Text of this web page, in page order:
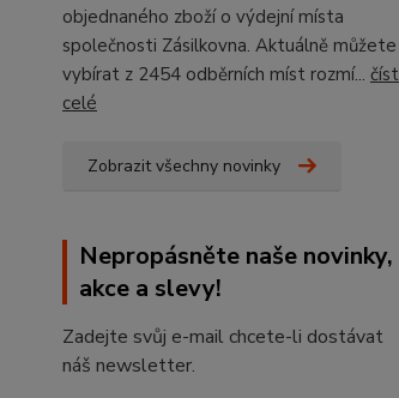
objednaného zboží o výdejní místa
společnosti Zásilkovna. Aktuálně můžete
vybírat z 2454 odběrních míst rozmí... číst
celé
Zobrazit všechny novinky
Nepropásněte naše novinky,
akce a slevy!
Zadejte svůj e-mail chcete-li dostávat
náš newsletter.